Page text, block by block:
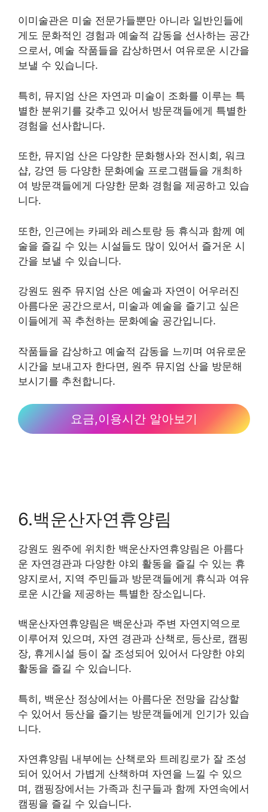
이미술관은 미술 전문가들뿐만 아니라 일반인들에
게도 문화적인 경험과 예술적 감동을 선사하는 공간
으로서, 예술 작품들을 감상하면서 여유로운 시간을
보낼 수 있습니다.
특히, 뮤지엄 산은 자연과 미술이 조화를 이루는 특
별한 분위기를 갖추고 있어서 방문객들에게 특별한
경험을 선사합니다.
또한, 뮤지엄 산은 다양한 문화행사와 전시회, 워크
샵, 강연 등 다양한 문화예술 프로그램들을 개최하
여 방문객들에게 다양한 문화 경험을 제공하고 있습
니다.
또한, 인근에는 카페와 레스토랑 등 휴식과 함께 예
술을 즐길 수 있는 시설들도 많이 있어서 즐거운 시
간을 보낼 수 있습니다.
강원도 원주 뮤지엄 산은 예술과 자연이 어우러진
아름다운 공간으로서, 미술과 예술을 즐기고 싶은
이들에게 꼭 추천하는 문화예술 공간입니다.
작품들을 감상하고 예술적 감동을 느끼며 여유로운
시간을 보내고자 한다면, 원주 뮤지엄 산을 방문해
보시기를 추천합니다.
요금,이용시간 알아보기
6.백운산자연휴양림
강원도 원주에 위치한 백운산자연휴양림은 아름다
운 자연경관과 다양한 야외 활동을 즐길 수 있는 휴
양지로서, 지역 주민들과 방문객들에게 휴식과 여유
로운 시간을 제공하는 특별한 장소입니다.
백운산자연휴양림은 백운산과 주변 자연지역으로
이루어져 있으며, 자연 경관과 산책로, 등산로, 캠핑
장, 휴게시설 등이 잘 조성되어 있어서 다양한 야외
활동을 즐길 수 있습니다.
특히, 백운산 정상에서는 아름다운 전망을 감상할
수 있어서 등산을 즐기는 방문객들에게 인기가 있습
니다.
자연휴양림 내부에는 산책로와 트레킹로가 잘 조성
되어 있어서 가볍게 산책하며 자연을 느낄 수 있으
며, 캠핑장에서는 가족과 친구들과 함께 자연속에서
캠핑을 즐길 수 있습니다.